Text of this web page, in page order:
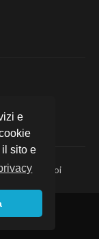
e
sito e
Lavora con noi
riservati